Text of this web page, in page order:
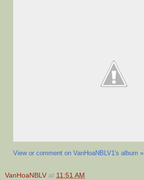
View or comment on VanHoaNBLV1's album »
VanHoaNBLV at 11:51 AM